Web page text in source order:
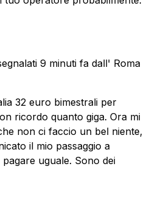
9 minuti fa dall' Roma
32 euro bimestrali per
ricordo quanto giga. Ora mi
non ci faccio un bel niente,
il mio passaggio a
uguale. Sono dei